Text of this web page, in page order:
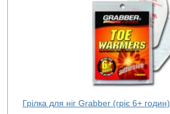
Грілка для ніг Grabber (гріє 6+ годин)